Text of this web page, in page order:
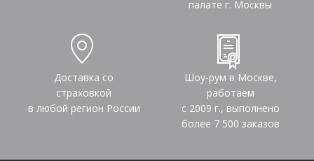
палате г. Москвы
Доставка со
страховкой
в любой регион России
Шоу-рум в Москве,
работаем
с 2009 г., выполнено
более 7 500 заказов